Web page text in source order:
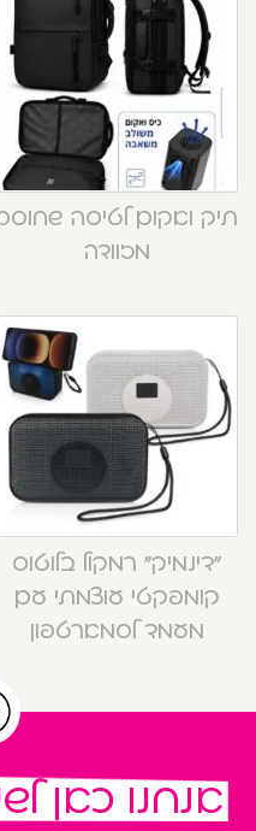
תיק ואקום לטיסה
מזוודה
“דינמיק” רמקול בלוטוס
קומפקטי עוצמתי עם
מעמד לסמארטפון
אנחנו כאן